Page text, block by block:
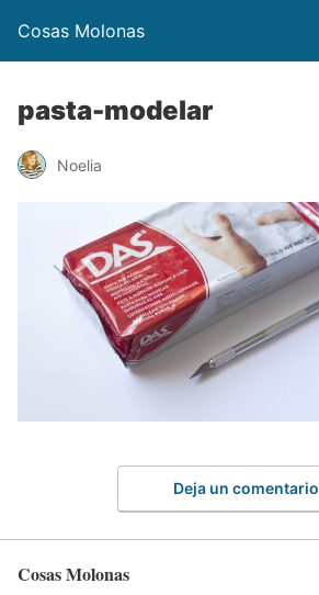
Cosas Molonas
pasta-modelar
Noelia
Deja un comentario
Cosas Molonas